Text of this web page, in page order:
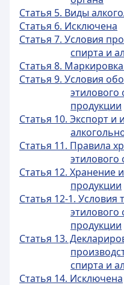
Статья 5. Виды
Статья 6. Исключена
Статья 7. Условия
спирта и
Статья 8.
Статья 9. Условия
этилового
продукции
Статья 10. Экспорт и
Статья 11. Правила
этилового
Статья 12. Хранение
продукции
Статья 12-1. Условия
этилового
продукции
Статья 13.
спирта и
Статья 14. Исключена